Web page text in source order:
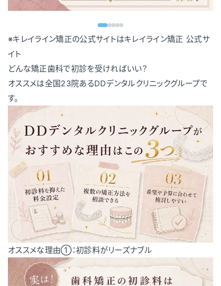
※キレイライン矯正の公式サイトはキレイライン矯正 公式サ
イト
どんな矯正歯科で初診を受ければいい？
オススメは全国23院あるDDデンタルクリニックグループで
す。
オススメな理由①：初診料がリーズナブル